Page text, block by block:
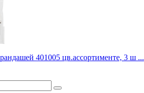
401005 цв.ассортименте, 3 ш ...